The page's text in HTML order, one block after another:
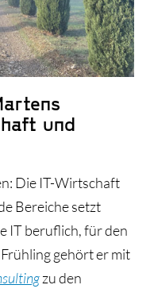
und
Die IT-Wirtschaft
Bereiche setzt
IT beruflich, für den
gehört er mit
zu den